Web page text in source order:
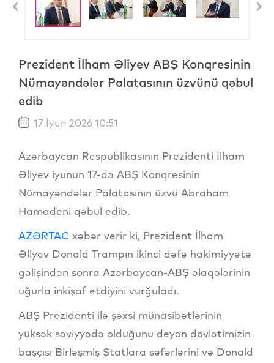
Previous
Prezident İlham Əliyev ABŞ Konqresinin
Nümayəndələr Palatasının üzvünü qəbul
edib
17 İyun 2026 10:51
Azərbaycan Respublikasının Prezidenti İlham
Əliyev iyunun 17-də ABŞ Konqresinin
Nümayəndələr Palatasının üzvü Abraham
Hamadeni qəbul edib.
AZƏRTAC xəbər verir ki, Prezident İlham
Əliyev Donald Trampın ikinci dəfə hakimiyyətə
gəlişindən sonra Azərbaycan-ABŞ əlaqələrinin
uğurla inkişaf etdiyini vurğuladı.
ABŞ Prezidenti ilə şəxsi münasibətlərinin
yüksək səviyyədə olduğunu deyən dövlətimizin
başçısı Birləşmiş Ştatlara səfərlərini və Donald